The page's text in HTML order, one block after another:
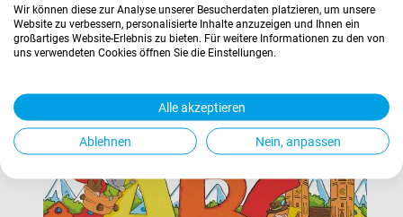
In den Warenkorb
Wir können diese zur Analyse unserer Besucherdaten platzieren, um unsere
Website zu verbessern, personalisierte Inhalte anzuzeigen und Ihnen ein
großartiges Website-Erlebnis zu bieten. Für weitere Informationen zu den von
uns verwendeten Cookies öffnen Sie die Einstellungen.
Alle akzeptieren
Ablehnen Nein, anpassen